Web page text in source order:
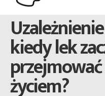
kiedy lek
życiem?